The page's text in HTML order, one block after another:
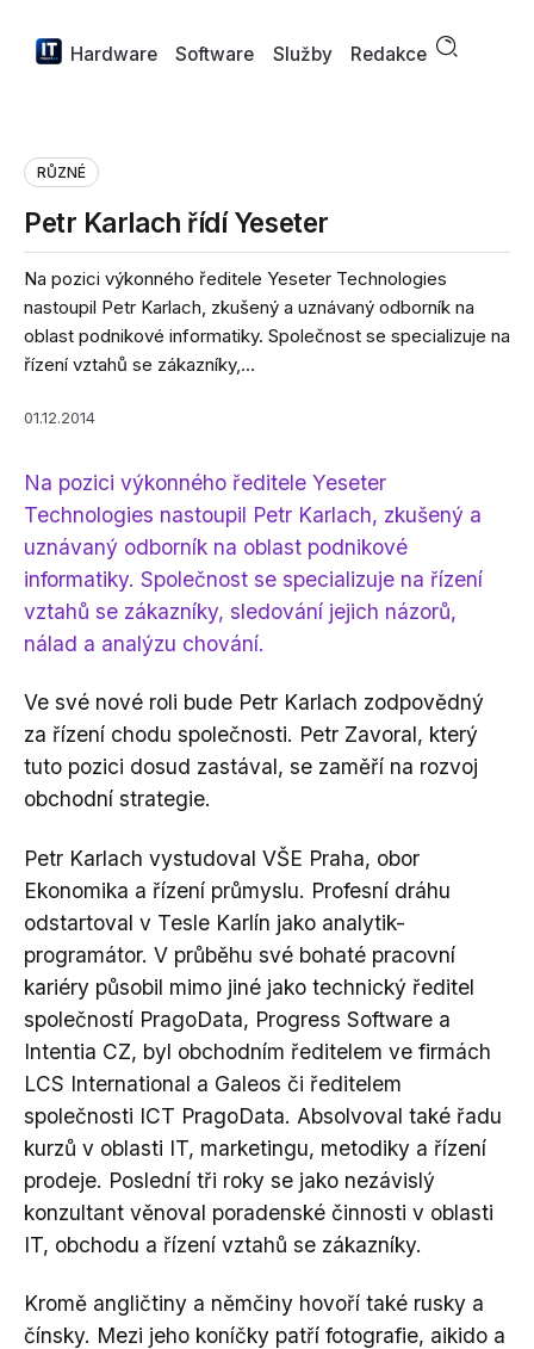
Hardware Software Služby Redakce
RŮZNÉ
Petr Karlach řídí Yeseter
Na pozici výkonného ředitele Yeseter Technologies
nastoupil Petr Karlach, zkušený a uznávaný odborník na
oblast podnikové informatiky. Společnost se specializuje na
řízení vztahů se zákazníky,...
01.12.2014
Na pozici výkonného ředitele Yeseter
Technologies nastoupil Petr Karlach, zkušený a
uznávaný odborník na oblast podnikové
informatiky. Společnost se specializuje na řízení
vztahů se zákazníky, sledování jejich názorů,
nálad a analýzu chování.
Ve své nové roli bude Petr Karlach zodpovědný
za řízení chodu společnosti. Petr Zavoral, který
tuto pozici dosud zastával, se zaměří na rozvoj
obchodní strategie.
Petr Karlach vystudoval VŠE Praha, obor
Ekonomika a řízení průmyslu. Profesní dráhu
odstartoval v Tesle Karlín jako analytik-
programátor. V průběhu své bohaté pracovní
kariéry působil mimo jiné jako technický ředitel
společností PragoData, Progress Software a
Intentia CZ, byl obchodním ředitelem ve firmách
LCS International a Galeos či ředitelem
společnosti ICT PragoData. Absolvoval také řadu
kurzů v oblasti IT, marketingu, metodiky a řízení
prodeje. Poslední tři roky se jako nezávislý
konzultant věnoval poradenské činnosti v oblasti
IT, obchodu a řízení vztahů se zákazníky.
Kromě angličtiny a němčiny hovoří také rusky a
čínsky. Mezi jeho koníčky patří fotografie, aikido a